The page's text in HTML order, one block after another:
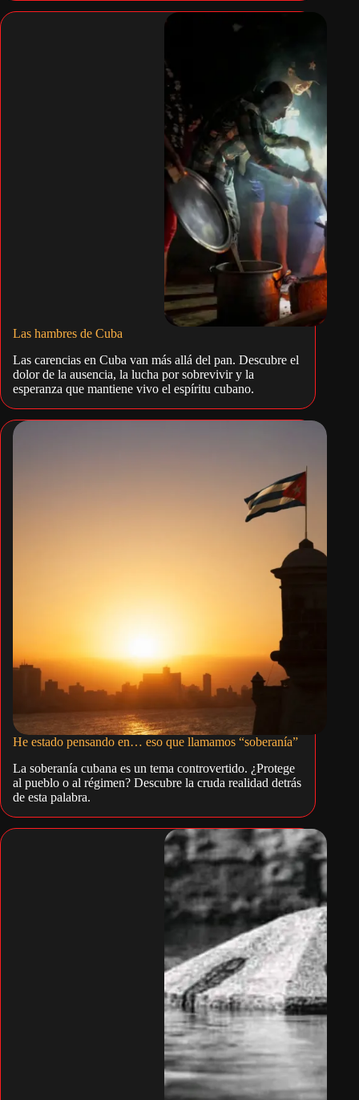
Las hambres de Cuba
Las carencias en Cuba van más allá del pan. Descubre el
dolor de la ausencia, la lucha por sobrevivir y la
esperanza que mantiene vivo el espíritu cubano.
He estado pensando en… eso que llamamos “soberanía”
La soberanía cubana es un tema controvertido. ¿Protege
al pueblo o al régimen? Descubre la cruda realidad detrás
de esta palabra.